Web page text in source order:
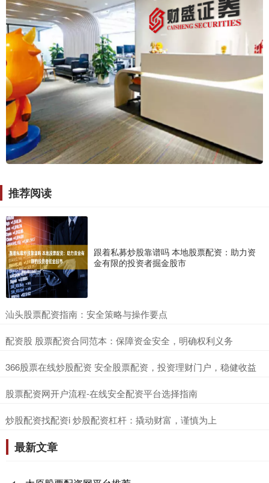
推荐阅读
跟着私募炒股靠谱吗 本地股票配资：助力资
金有限的投资者掘金股市
​汕头股票配资指南：安全策略与操作要点
​配资股 股票配资合同范本：保障资金安全，明确权利义务
​366股票在线炒股配资 安全股票配资，投资理财门户，稳健收益
​股票配资网开户流程-在线安全配资平台选择指南
​炒股配资找配资i 炒股配资杠杆：撬动财富，谨慎为上
最新文章